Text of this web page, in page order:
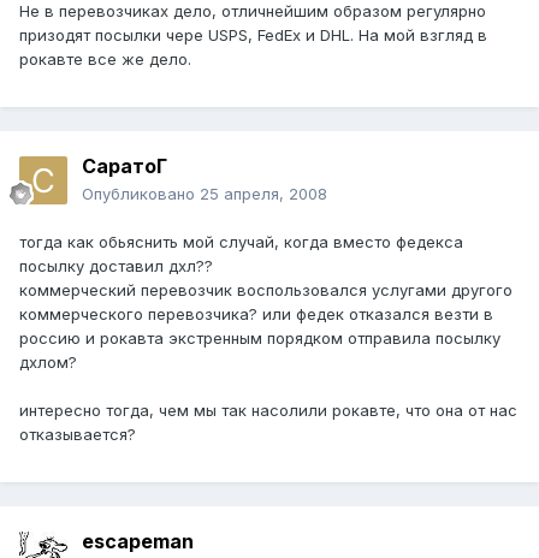
Не в перевозчиках дело, отличнейшим образом регулярно
призодят посылки чере USPS, FedEx и DHL. На мой взгляд в
рокавте все же дело.
СаратоГ
Опубликовано 25 апреля, 2008
тогда как обьяснить мой случай, когда вместо федекса
посылку доставил дхл??
коммерческий перевозчик воспользовался услугами другого
коммерческого перевозчика? или федек отказался везти в
россию и рокавта экстренным порядком отправила посылку
дхлом?
интересно тогда, чем мы так насолили рокавте, что она от нас
отказывается?
escapeman